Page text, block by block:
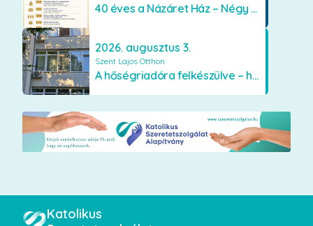
40 éves a Názáret Ház – Négy évtized szeretetben és gondoskodásban
2026. augusztus 3.
Szent Lajos Otthon
A hőségriadóra felkészülve – hűsítő fejlesztések a Szent Lajos Otthonban
Katolikus